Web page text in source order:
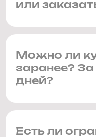
или
Можно ли
заранее? За
дней?
Есть ли